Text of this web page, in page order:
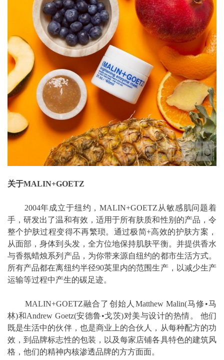
关于MALIN+GOETZ
2004年成立于纽约，MALIN+GOETZ从敏感肌问题着
手，研发出了温和有效，适用于所有肤质和性别的产品，令
整个护肤过程变得不再繁琐。通过极简+高效的护肤方案，
从面部，身体到头发，全方位地保持肌肤平衡。并提供香水
与香氛蜡烛系列产品，为你带来源自纽约的都市生活方式。
所有产品都在离纽约半径90英里内的范围生产，以减少生产
运输等过程中产生的碳足迹。
MALIN+GOETZ融合了创始人Matthew Malin(马修•马
林)和Andrew Goetz(安德鲁•戈茨)对美与设计的热情。 他们
既是生活中的伙伴，也是商业上的合伙人，从每种配方的功
效，到品牌标志性的包装，以及每家店铺各具特色的建筑风
格，他们的精神内核渗透品牌的方方面面。